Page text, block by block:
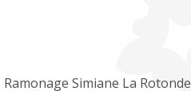
Ramonage Simiane La Rotonde